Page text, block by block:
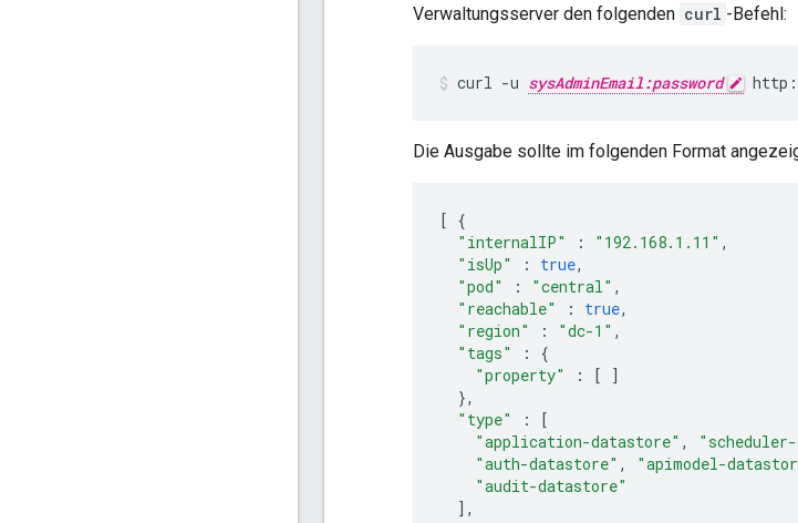
Verwaltungsserver den folgenden curl -Befehl:
curl -u sysAdminEmail:password
Die Ausgabe sollte im folgenden Format
[ {
"internalIP"
: "192.168.1.11" ,
"isUp"
: true,
"pod"
: "central" ,
"reachable"
: true,
"region"
: "dc-1" ,
"tags"
:
{
"property"
: [
]
},
"type"
:
[
"application-datastore" ,
"auth-datastore" , "apimodel-
"audit-datastore"
],